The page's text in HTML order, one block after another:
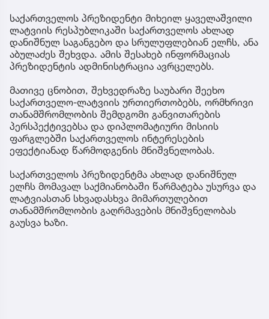
საქართველოს პრეზიდენტი მიხეილ ყაველაშვილი
ლატვიის რესპუბლიკაში საქართველოს ახლად
დანიშნულ საგანგებო და სრულუფლებიან ელჩს, ანა
აბულაძეს შეხვდა. ამის შესახებ ინფორმაციას
პრეზიდენტის ადმინისტრაცია ავრცელებს.
მათივე ცნობით, შეხვედრაზე საუბარი შეეხო
საქართველო-ლატვიის ურთიერთობებს, ორმხრივი
თანამშრომლობის შემდგომი განვითარების
პერსპექტივებსა და დიპლომატიური მისიის
ფარგლებში საქართველოს ინტერესების
ეფექტიანად წარმოდგენის მნიშვნელობას.
საქართველოს პრეზიდენტმა ახლად დანიშნულ
ელჩს მომავალ საქმიანობაში წარმატება უსურვა და
ლატვიასთან სხვადასხვა მიმართულებით
თანამშრომლობის გაღრმავების მნიშვნელობას
გაუსვა ხაზი.